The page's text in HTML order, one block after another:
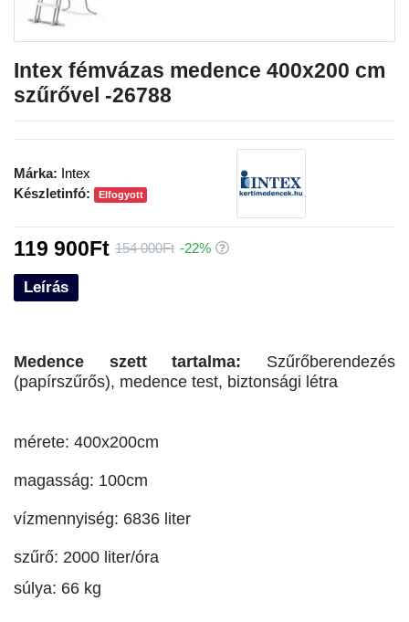
Intex fémvázas medence 400x200 cm
szűrővel -26788
Leírás
Medence szett tartalma: Szűrőberendezés
(papírszűrős), medence test, biztonsági létra
mérete: 400x200cm
magasság: 100cm
vízmennyiség: 6836 liter
szűrő: 2000 liter/óra
súlya: 66 kg
Márka: Intex
Készletinfó:
Elfogyott
119 900Ft 154 000Ft -22%